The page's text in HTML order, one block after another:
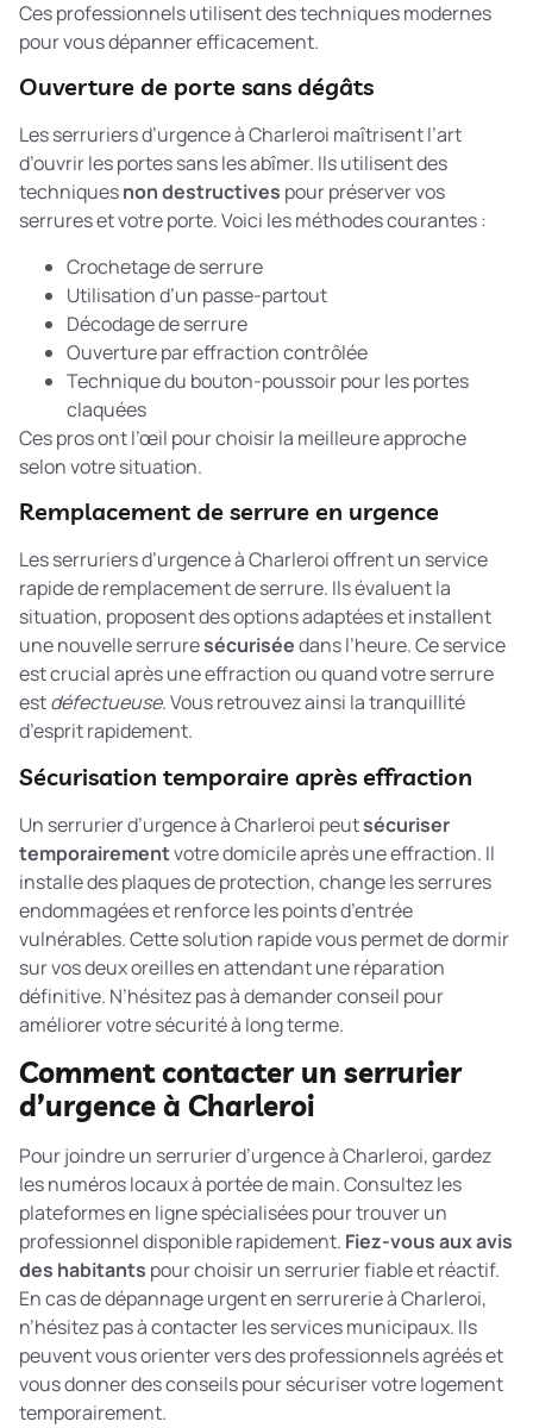
Ces professionnels utilisent des techniques modernes
pour vous dépanner efficacement.
Ouverture de porte sans dégâts
Les serruriers d’urgence à Charleroi maîtrisent l’art
d’ouvrir les portes sans les abîmer. Ils utilisent des
techniquesnon destructives pour préserver vos
serrures et votre porte. Voici les méthodes courantes :
Crochetage de serrure
Utilisation d’un passe-partout
Décodage de serrure
Ouverture par effraction contrôlée
Technique du bouton-poussoir pour les portes
claquées
Ces pros ont l’œil pour choisir la meilleure approche
selon votre situation.
Remplacement de serrure en urgence
Les serruriers d’urgence à Charleroi offrent un service
rapide de remplacement de serrure. Ils évaluent la
situation, proposent des options adaptées et installent
une nouvelle serruresécuriséedans l’heure. Ce service
est crucial après une effraction ou quand votre serrure
estdéfectueuse. Vous retrouvez ainsi la tranquillité
d’esprit rapidement.
Sécurisation temporaire après effraction
Un serrurier d’urgence à Charleroi peutsécuriser
temporairementvotre domicile après une effraction. Il
installe des plaques de protection, change les serrures
endommagées et renforce les points d’entrée
vulnérables. Cette solution rapide vous permet de dormir
sur vos deux oreilles en attendant une réparation
définitive. N’hésitez pas à demander conseil pour
améliorer votre sécurité à long terme.
Comment contacter un serrurier
d’urgence à Charleroi
Pour joindre un serrurier d’urgence à Charleroi, gardez
les numéros locaux à portée de main. Consultez les
plateformes en ligne spécialisées pour trouver un
professionnel disponible rapidement. Fiez-vous aux avis
des habitants pour choisir un serrurier fiable et réactif.
En cas dedépannage urgent en serrurerie à Charleroi,
n’hésitez pas à contacter les services municipaux. Ils
peuvent vous orienter vers des professionnels agréés et
vous donner des conseils pour sécuriser votre logement
temporairement.